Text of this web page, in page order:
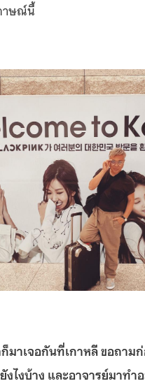
าษณ์นี้
ก็มาเจอกันที่เกาหลี ขอถาม
งไงบ้าง และอาจารย์มาทำ